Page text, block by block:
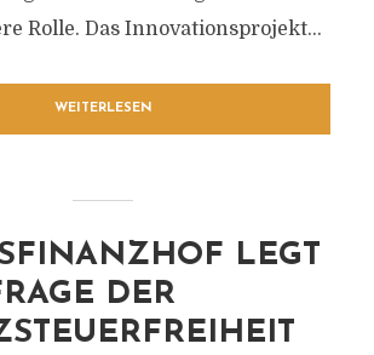
Rolle. Das Innovationsprojekt...
WEITERLESEN
LEGT
DER